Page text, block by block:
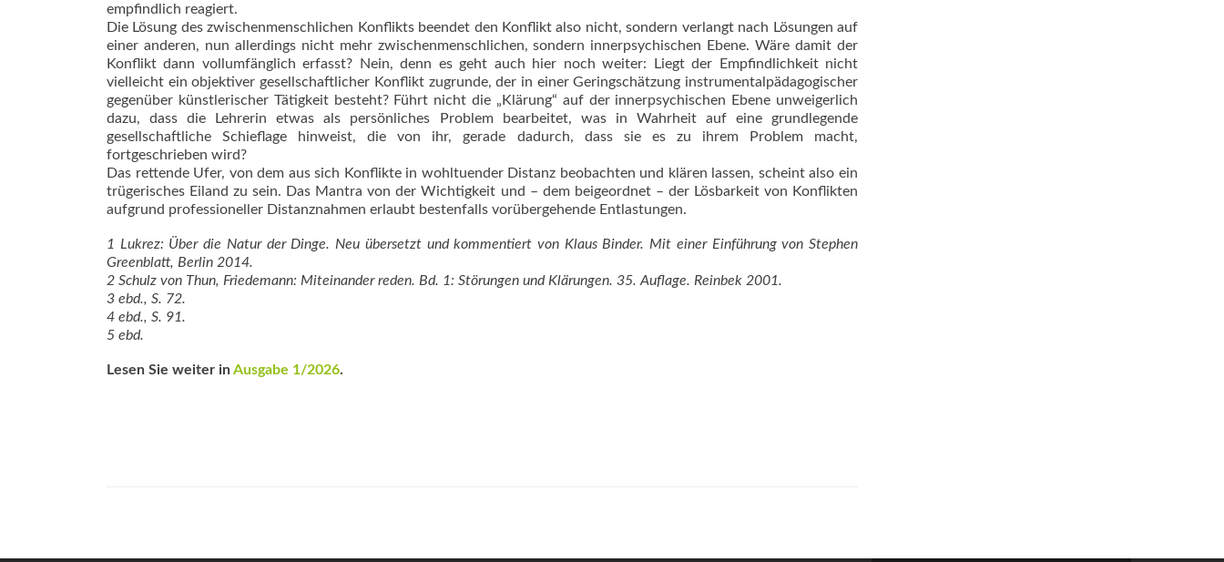
empfindlich reagiert.
Die Lösung des zwischenmenschlichen Konflikts beendet den Konflikt also nicht, sondern verlangt nach Lösungen auf
einer anderen, nun allerdings nicht mehr zwischenmenschlichen, sondern innerpsychischen Ebene. Wäre damit der
Konflikt dann vollumfänglich erfasst? Nein, denn es geht auch hier noch weiter: Liegt der Empfindlichkeit nicht
vielleicht ein objektiver gesellschaftlicher Konflikt zugrunde, der in einer Geringschätzung instrumentalpädagogischer
gegenüber künstlerischer Tätigkeit besteht? Führt nicht die „Klärung“ auf der innerpsychischen Ebene unweigerlich
dazu, dass die Lehrerin etwas als persönliches Problem be­arbeitet, was in Wahrheit auf eine grundlegende
gesellschaftliche Schieflage hinweist, die von ihr, gerade dadurch, dass sie es zu ih­rem Problem macht,
fortgeschrieben wird?
Das rettende Ufer, von dem aus sich Konflikte in wohltuender Distanz beobachten und klären lassen, scheint also ein
trügerisches Eiland zu sein. Das Mantra von der Wichtigkeit und – dem beigeordnet – der Lösbarkeit von Konflikten
aufgrund professioneller Distanznahmen erlaubt bestenfalls vorübergehende Entlastungen.
1 Lukrez: Über die Natur der Dinge. Neu übersetzt und kommentiert von Klaus Binder. Mit einer Einführung von Stephen
Greenblatt, Berlin 2014.
2 Schulz von Thun, Friedemann: Miteinander reden. Bd. 1: Störungen und Klärungen. 35. Auflage. Reinbek 2001.
3 ebd., S. 72.
4 ebd., S. 91.
5 ebd.
Lesen Sie weiter inAusgabe 1/2026.